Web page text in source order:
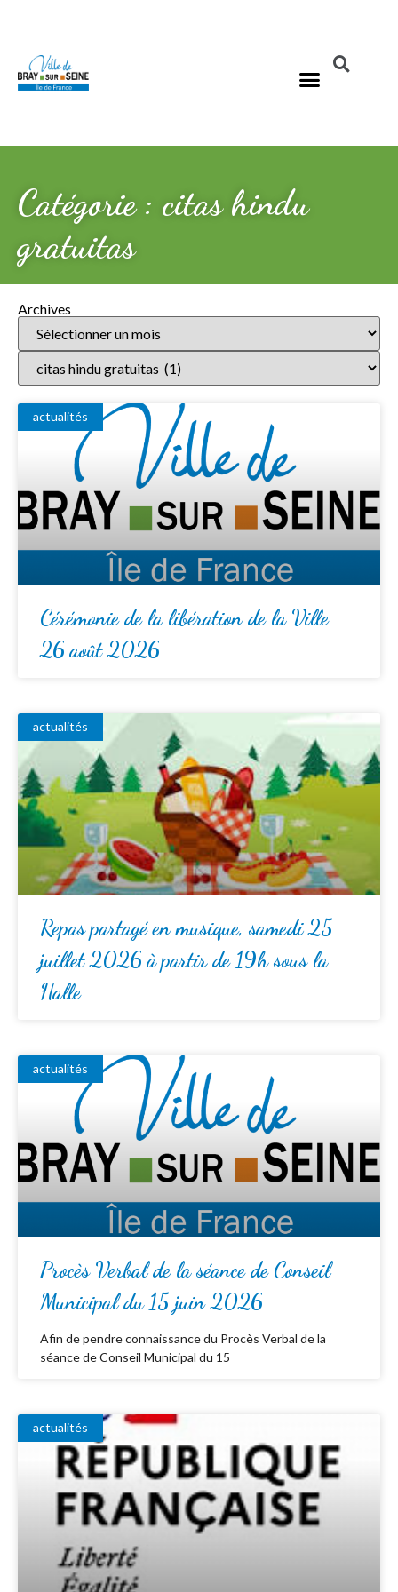
Catégorie : citas hindu
gratuitas
Archives
actualités
Cérémonie de la libération de la Ville
26 août 2026
actualités
Repas partagé en musique, samedi 25
juillet 2026 à partir de 19h sous la
Halle
actualités
Procès Verbal de la séance de Conseil
Municipal du 15 juin 2026
Afin de pendre connaissance du Procès Verbal de la
séance de Conseil Municipal du 15
actualités